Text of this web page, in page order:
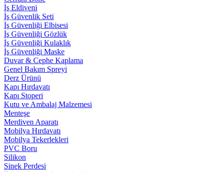
İş Eldiveni
İş Güvenlik Seti
İş Güvenliği Elbisesi
İş Güvenliği Gözlük
İş Güvenliği Kulaklık
İş Güvenliği Maske
Duvar & Cephe Kaplama
Genel Bakım Spreyi
Derz Ürünü
Kapı Hırdavatı
Kapı Stoperi
Kutu ve Ambalaj Malzemesi
Menteşe
Merdiven Aparatı
Mobilya Hırdavatı
Mobilya Tekerlekleri
PVC Boru
Silikon
Sinek Perdesi